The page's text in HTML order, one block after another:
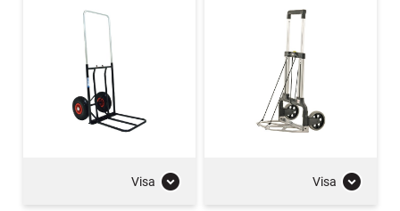
Visa Visa